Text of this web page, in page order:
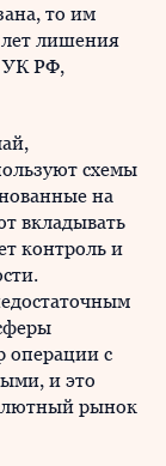
то им
лет лишения
УК РФ,
схемы
на
вкладывать
контроль и
операции с
и это
рынок